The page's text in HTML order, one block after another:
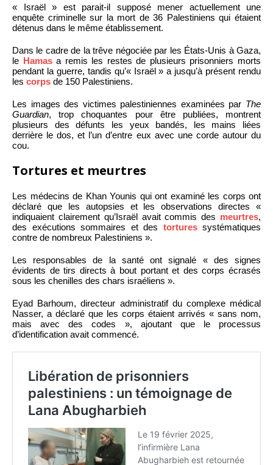
« Israël » est parait-il supposé mener actuellement une
enquête criminelle sur la mort de 36 Palestiniens qui étaient
détenus dans le même établissement.
Dans le cadre de la trêve négociée par les États-Unis à Gaza,
le Hamasa remis les restes de plusieurs prisonniers morts
pendant la guerre, tandis qu’« Israël » a jusqu’à présent rendu
les corps de 150 Palestiniens.
Les images des victimes palestiniennes examinées par The
Guardian, trop choquantes pour être publiées, montrent
plusieurs des défunts les yeux bandés, les mains liées
derrière le dos, et l’un d’entre eux avec une corde autour du
cou.
Tortures et meurtres
Les médecins de Khan Younis qui ont examiné les corps ont
déclaré que les autopsies et les observations directes «
indiquaient clairement qu’Israël avait commis des meurtres,
des exécutions sommaires et des torturessystématiques
contre de nombreux Palestiniens ».
Les responsables de la santé ont signalé « des signes
évidents de tirs directs à bout portant et des corps écrasés
sous les chenilles des chars israéliens ».
Eyad Barhoum, directeur administratif du complexe médical
Nasser, a déclaré que les corps étaient arrivés « sans nom,
mais avec des codes », ajoutant que le processus
d’identification avait commencé.